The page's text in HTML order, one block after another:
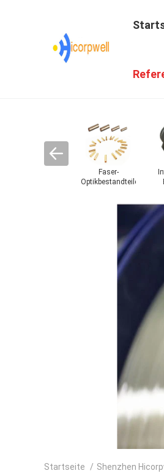
Faserbeendigungsausrüstungen
Faser-
Optikbestandteile
Startseite / Shenzhen